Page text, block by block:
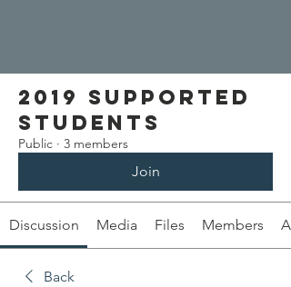
2019 Supported
Students
Public · 3 members
Join
Discussion Media Files Members
Back